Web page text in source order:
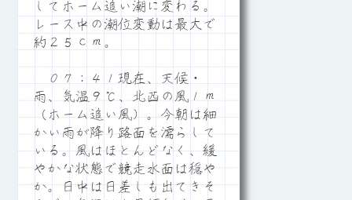
してホーム追い潮に変わる。
レース中の潮位変動は最大で
約２５ｃｍ。
０７：４１現在、天候・
雨、気温９℃、北西の風１ｍ
（ホーム追い風）。今朝は細
かい雨が降り路面を濡らして
いる。風はほとんどなく、緩
やかな状態で競走水面は穏や
か。日中は日差しも出てきそ